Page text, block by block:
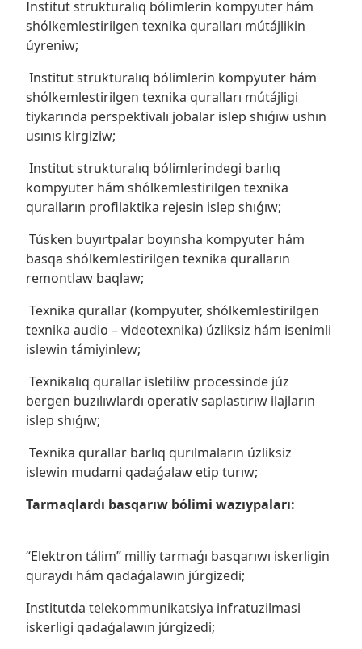
Institut strukturalıq bólimlerin kompyuter hám
shólkemlestirilgen texnika quralları mútájlikin
úyreniw;
Institut strukturalıq bólimlerin kompyuter hám
shólkemlestirilgen texnika quralları mútájligi
tiykarında perspektivalı jobalar islep shıǵıw ushın
usınıs kirgiziw;
Institut strukturalıq bólimlerindegi barlıq
kompyuter hám shólkemlestirilgen texnika
quralların profilaktika rejesin islep shıǵıw;
Túsken buyırtpalar boyınsha kompyuter hám
basqa shólkemlestirilgen texnika quralların
remontlaw baqlaw;
Texnika qurallar (kompyuter, shólkemlestirilgen
texnika audio – videotexnika) úzliksiz hám isenimli
islewin támiyinlew;
Texnikalıq qurallar isletiliw processinde júz
bergen buzılıwlardı operativ saplastırıw ilajların
islep shıǵıw;
Texnika qurallar barlıq qurılmaların úzliksiz
islewin mudami qadaǵalaw etip turıw;
Tarmaqlardı basqarıw bólimi wazıypaları:
“Elektron tálim” milliy tarmaǵı basqarıwı iskerligin
quraydı hám qadaǵalawın júrgizedi;
Institutda telekommunikatsiya infratuzilmasi
iskerligi qadaǵalawın júrgizedi;